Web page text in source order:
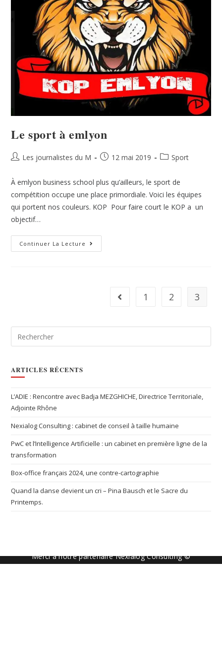
Le sport à emlyon
Les journalistes du M 12 mai 2019 Sport
À emlyon business school plus qu’ailleurs, le sport de
compétition occupe une place primordiale. Voici les équipes
qui portent nos couleurs. KOP Pour faire court le KOP a un
objectif…
Continuer La Lecture
1 2 3
ARTICLES RÉCENTS
L’ADIE : Rencontre avec Badja MEZGHICHE, Directrice Territoriale,
Adjointe Rhône
Nexialog Consulting : cabinet de conseil à taille humaine
PwC et l’Intelligence Artificielle : un cabinet en première ligne de la
transformation
Box-office français 2024, une contre-cartographie
Quand la danse devient un cri – Pina Bausch et le Sacre du
Printemps.
Merci à notre partenaire Nexialog Consulting ©